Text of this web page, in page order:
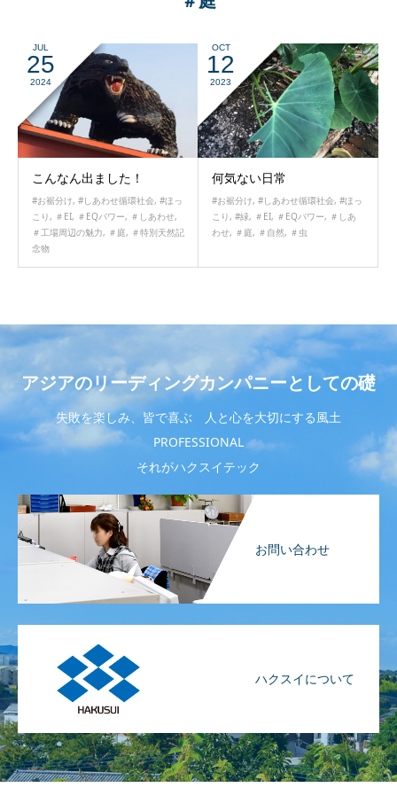
JUL
25
2024
こんなん出ました！
#お裾分け, #しあわせ循環社会, #ほっ
こり, ＃EI, ＃EQパワー, ＃しあわせ,
＃工場周辺の魅力, ＃庭, ＃特別天然記
念物
OCT
12
2023
何気ない日常
#お裾分け, #しあわせ循環社会, #ほっ
こり, #緑, ＃EI, ＃EQパワー, ＃しあ
わせ, ＃庭, ＃自然, ＃虫
アジアのリーディングカンパニーとしての礎
失敗を楽しみ、皆で喜ぶ 人と心を大切にする風土
PROFESSIONAL
それがハクスイテック
お問い合わせ
ハクスイについて